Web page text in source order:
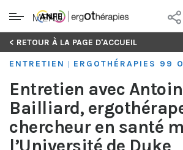
Skip
MENU
< RETOUR À LA PAGE D'ACCUEIL
ENTRETIEN ERGOTHÉRAPIES 99
Entretien avec
Bailliard,
chercheur en santé
l’Université de Duke